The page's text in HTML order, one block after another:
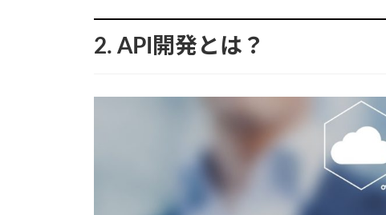
2. API開発とは？